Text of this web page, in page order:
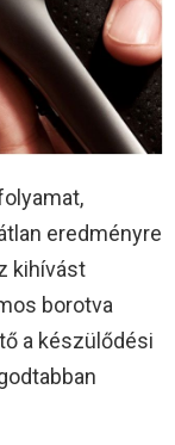
eredményre
kihívást
borotva
a készülődési